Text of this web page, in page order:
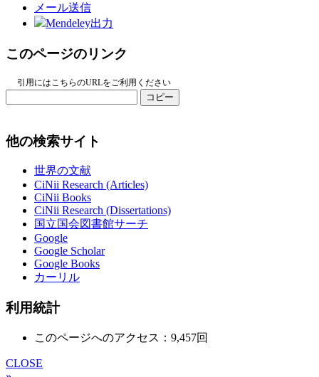
メール送信
Mendeley出力
このページのリンク
引用にはこちらのURLをご利用ください
コピー
他の検索サイト
世界の文献
CiNii Research (Articles)
CiNii Books
CiNii Research (Dissertations)
国立国会図書館サーチ
Google
Google Scholar
Google Books
カーリル
利用統計
このページへのアクセス：9,457回
CLOSE